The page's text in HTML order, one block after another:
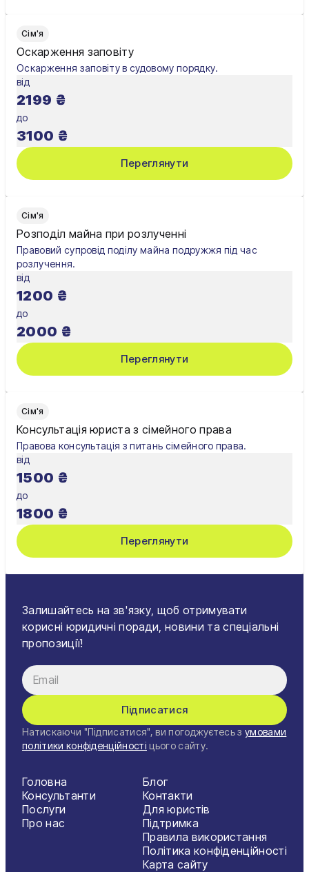
Сім'я
Оскарження заповіту
Оскарження заповіту в судовому порядку.
від
2199 ₴
до
3100 ₴
Переглянути
Сім'я
Розподіл майна при розлученні
Правовий супровід поділу майна подружжя під час
розлучення.
від
1200 ₴
до
2000 ₴
Переглянути
Сім'я
Консультація юриста з сімейного права
Правова консультація з питань сімейного права.
від
1500 ₴
до
1800 ₴
Переглянути
Залишайтесь на зв'язку, щоб отримувати
корисні юридичні поради, новини та спеціальні
пропозиції!
Підписатися
Натискаючи "Підписатися", ви погоджуєтесь з умовами
політики конфіденційності цього сайту.
Головна
Консультанти
Послуги
Про нас
Блог
Контакти
Для юристів
Підтримка
Правила використання
Політика конфіденційності
Карта сайту